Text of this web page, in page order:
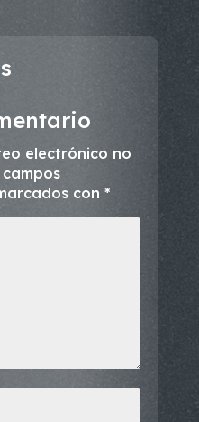
electrónico no
campos
con *